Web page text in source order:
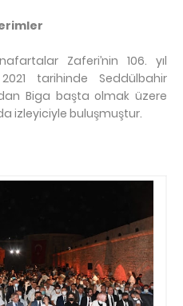
Zaferi’nin 106. yıl
tarihinde Seddülbahir
Biga başta olmak üzere
izleyiciyle buluşmuştur.